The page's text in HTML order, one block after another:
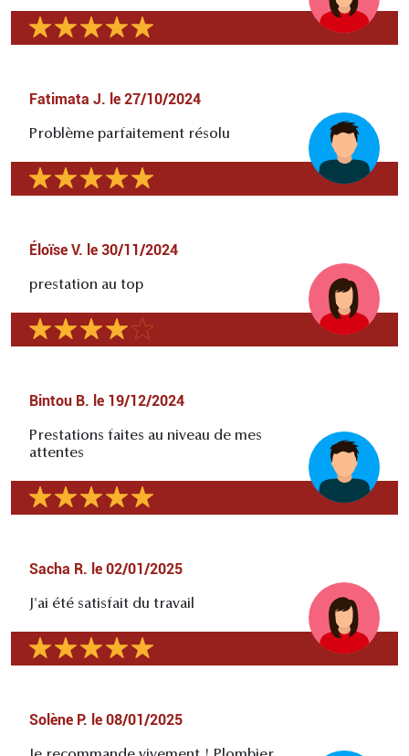
Fatimata J. le 27/10/2024
Problème parfaitement résolu
Éloïse V. le 30/11/2024
prestation au top
Bintou B. le 19/12/2024
Prestations faites au niveau de mes
attentes
Sacha R. le 02/01/2025
J'ai été satisfait du travail
Solène P. le 08/01/2025